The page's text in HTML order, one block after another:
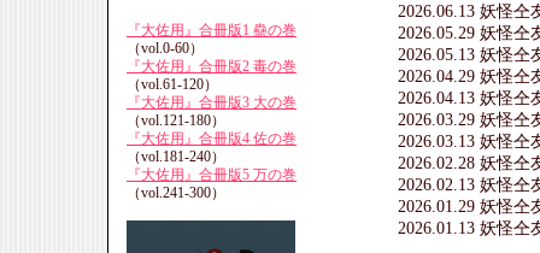
『大佐用』合冊版1 蠱の巻
（vol.0-60）
『大佐用』合冊版2 毒の巻
（vol.61-120）
『大佐用』合冊版3 大の巻
（vol.121-180）
『大佐用』合冊版4 佐の巻
（vol.181-240）
『大佐用』合冊版5 万の巻
（vol.241-300）
2026.06.13 妖怪
2026.05.29 妖怪
2026.05.13 妖怪
2026.04.29 妖怪
2026.04.13 妖怪
2026.03.29 妖怪
2026.03.13 妖怪
2026.02.28 妖怪
2026.02.13 妖怪
2026.01.29 妖怪
2026.01.13 妖怪